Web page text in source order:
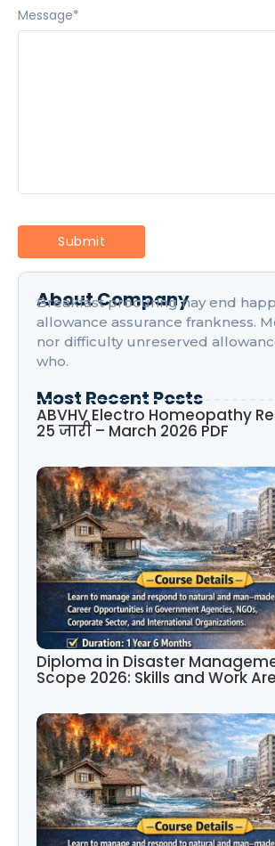
Message*
About Company
Breakfast procuring nay end
allowance assurance frankness.
nor difficulty unreserved
who.
Most Recent Posts
ABVHV Electro Homeopathy
25 जारी – March 2026 PDF
Diploma in Disaster
Scope 2026: Skills and Work